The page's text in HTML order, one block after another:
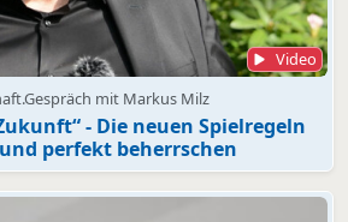
Video
mit Markus Milz
- Die neuen Spielregeln
perfekt beherrschen